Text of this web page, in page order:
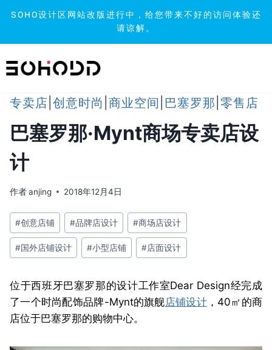
SOHO设计区网站改版进行中，给您带来不好的访问体验还
请谅解。
到
专卖店 创意时尚 商业空间 巴塞罗那 零售店
巴塞罗那·Mynt商场专卖店设
计
作者anjing 2018年12月4日
文
章
标
#创意店铺 #品牌店设计 #商场店设计
#国外店铺设计 #小型店铺 #店面设计
位于西班牙巴塞罗那的设计工作室Dear Design经完成
了一个时尚配饰品牌-Mynt的旗舰店铺设计，40㎡的商
店位于巴塞罗那的购物中心。